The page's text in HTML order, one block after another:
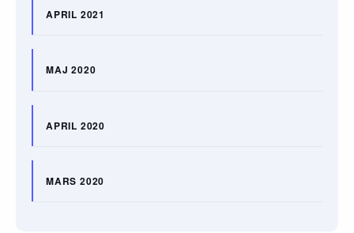
APRIL 2021
MAJ 2020
APRIL 2020
MARS 2020